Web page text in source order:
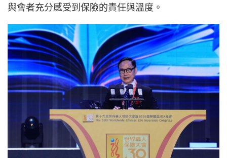
與會者充分感受到保險的責任與溫度。